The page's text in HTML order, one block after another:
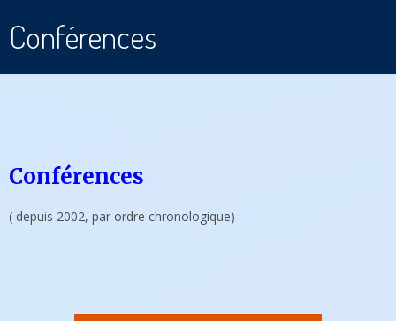
Conférences
Conférences
( depuis 2002, par ordre chronologique)